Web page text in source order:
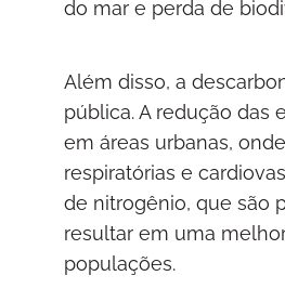
do mar e perda de
Além disso, a
pública. A redução das
em áreas urbanas,
respiratórias e
de nitrogênio, que são
resultar em uma
populações.